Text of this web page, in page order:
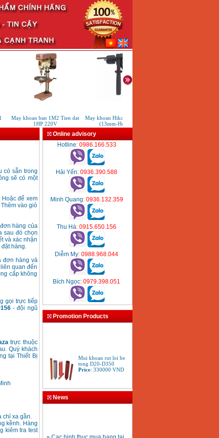
May khoan ban 1M2 Tien dat
1HP 220V
May khoan Hikoki FDV16VB2
(13mm-Hop nhua)
có sẵn trong
sẽ có một
Hoặc để xem
vào giỏ
hàng của
sau đó chọn
và xác nhận
hàng.
đơn hàng và
quan đến
cấp không
gọi trực tiếp
- đội ngũ
trực thuộc
Quý khách
tại Thiết Bị
chỉ xa gần.
kềnh. Hàng
kiêm tra test
Online advisory
Hotline: 0986.166.533
Hải Yến: 0936.390.588
Minh Quang: 0936.132.359
Thu Hà: 0915.650.156
Diễm My: 0988.968.044
Bích Ngọc: 0979.398.051
Promotion Products
tong D20-D350
Price:330000VND
News
» Cac hinh thuc mua hang tai